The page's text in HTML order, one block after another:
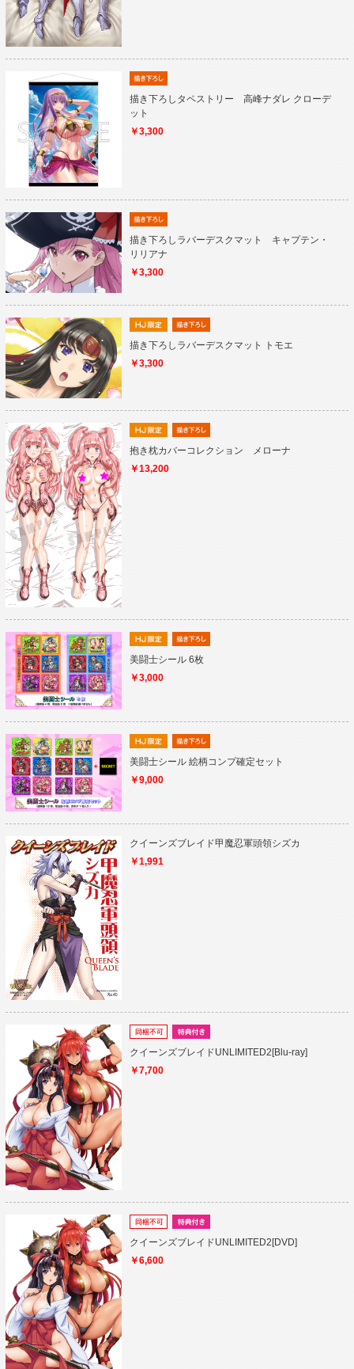
描き下ろしタペストリー 高峰ナダレ クローデ
ット
￥3,300
描き下ろしラバーデスクマット キャプテン・
リリアナ
￥3,300
描き下ろしラバーデスクマット トモエ
￥3,300
抱き枕カバーコレクション メローナ
￥13,200
美闘士シール 6枚
￥3,000
美闘士シール 絵柄コンプ確定セット
￥9,000
クイーンズブレイド甲魔忍軍頭領シズカ
￥1,991
クイーンズブレイドUNLIMITED2[Blu-ray]
￥7,700
クイーンズブレイドUNLIMITED2[DVD]
￥6,600